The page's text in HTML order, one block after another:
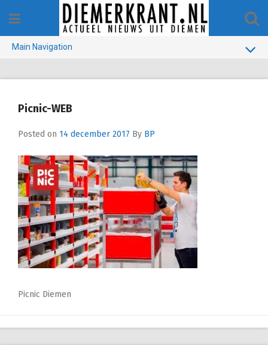
content
Main Navigation
1970-1990
VERKIEZINGEN
COLOFON
Picnic-WEB
Posted on 14 december 2017 By BP
Picnic Diemen